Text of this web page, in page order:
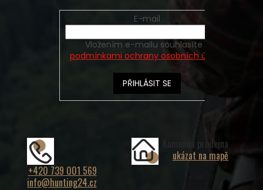
E-mail
podmínkami ochrany osobních údajů
PŘIHLÁSIT SE
+420 739 001 569
info@hunting24.cz
Kamenná prodejna
ukázat na mapě